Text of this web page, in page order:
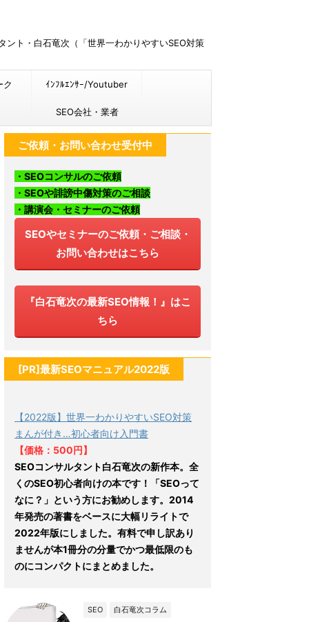
ント・白石竜次（「世界一わかりやすいSEO対策
ク ｲﾝﾌﾙｴﾝｻｰ/Youtuber
SEO会社・業者
ご依頼・お問い合わせ受付中
・SEOコンサルのご依頼
・SEOや誹謗中傷対策のご相談
・講演会・セミナーのご依頼
SEOやセミナーのご依頼・ご相談・
お問い合わせはこちら
『白石竜次の最新SEO情報！』はこ
ちら
[PR]最新SEOマニュアル2022版
【2022版】世界一わかりやすいSEO対策
まんが付き…初心者向け入門書
【価格：500円】
SEOコンサルタント白石竜次の新作本。全
くのSEO初心者向けの本です！「SEOって
なに？」という方にお勧めします。2014
年発売の著書をベースに大幅リライトで
2022年版にしました。有料で申し訳あり
ませんが本1冊分の分量でかつ最低限のも
のにコンパクトにまとめました。
SEO 白石竜次コラム